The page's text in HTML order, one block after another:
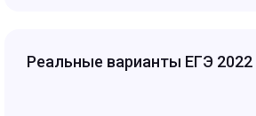
Реальные варианты ЕГЭ 2022